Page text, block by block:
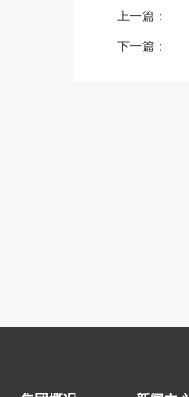
上一篇：
下一篇：